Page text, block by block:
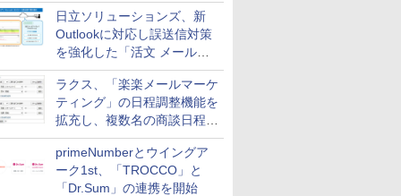
日立ソリューションズ、新
Outlookに対応し誤送信対策
を強化した「活文 メール誤
送信防止アドインサービス」
を提供
ラクス、「楽楽メールマーケ
ティング」の日程調整機能を
拡充し、複数名の商談日程調
整を効率化
primeNumberとウイングア
ーク1st、「TROCCO」と
「Dr.Sum」の連携を開始